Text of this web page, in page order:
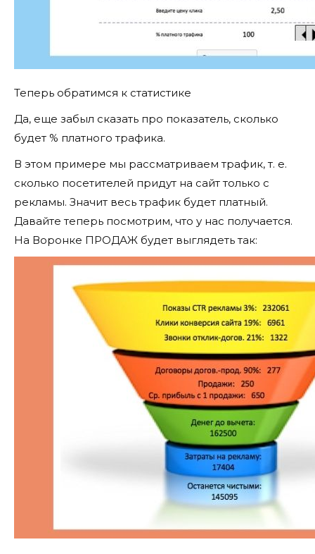
Теперь обратимся к статистике
Да, еще забыл сказать про показатель, сколько
будет % платного трафика.
В этом примере мы рассматриваем трафик, т. е.
сколько посетителей придут на сайт только с
рекламы. Значит весь трафик будет платный.
Давайте теперь посмотрим, что у нас получается.
На Воронке ПРОДАЖ будет выглядеть так: